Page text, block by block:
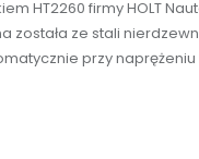
HT2260 firmy HOLT
została ze stali
przy naprężeniu